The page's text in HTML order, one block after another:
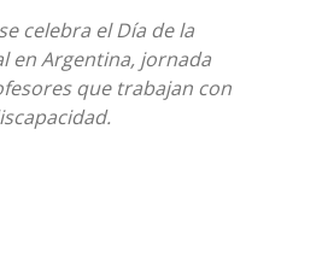
celebra el Día de la
en Argentina, jornada
que trabajan con